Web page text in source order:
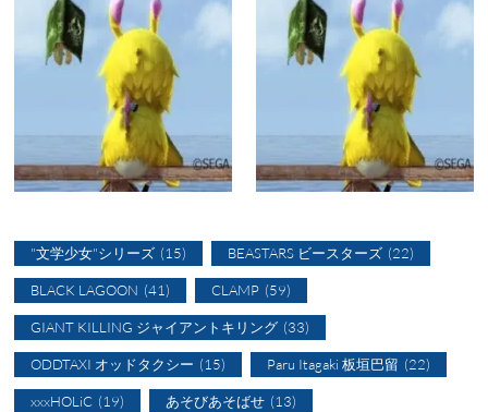
"文学少女"シリーズ (15) BEASTARS ビースターズ (22)
BLACK LAGOON (41) CLAMP (59)
GIANT KILLING ジャイアントキリング (33)
ODDTAXI オッドタクシー (15) Paru Itagaki 板垣巴留 (22)
xxxHOLiC (19) あそびあそばせ (13)